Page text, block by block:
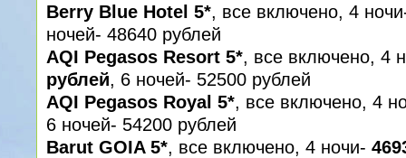
Berry Blue Hotel 5*, все включено, 4
ночей- 48640 рублей
AQI Pegasos Resort 5*, все включено, 4
рублей, 6 ночей- 52500 рублей
AQI Pegasos Royal 5*, все включено, 4
6 ночей- 54200 рублей
Barut GOIA 5*, все включено, 4 ночи-